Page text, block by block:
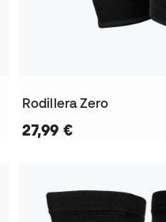
Rodillera Zero
27,99 €